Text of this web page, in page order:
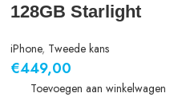
128GB Starlight
iPhone, Tweede kans
€449,00
Toevoegen aan winkelwagen